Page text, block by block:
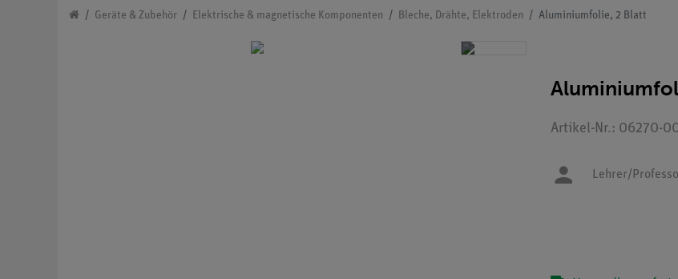
Geräte & Zubehör Elektrische & magnetische Komponenten Bleche, Drähte, Elektroden Aluminiumfolie, 2 Blatt
Artikel-Nr.: 06270-
Lehrer/